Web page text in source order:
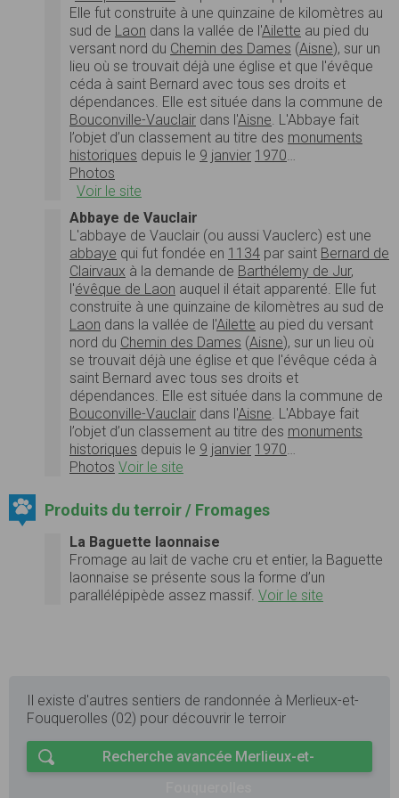
Elle fut construite à une quinzaine de kilomètres au
sud de Laon dans la vallée de l'Ailette au pied du
versant nord du Chemin des Dames (Aisne), sur un
lieu où se trouvait déjà une église et que l'évêque
céda à saint Bernard avec tous ses droits et
dépendances. Elle est située dans la commune de
Bouconville-Vauclair dans l'Aisne. L'Abbaye fait
l’objet d’un classement au titre des monuments
historiques depuis le 9 janvier 1970…
Photos
Voir le site
Abbaye de Vauclair
L'abbaye de Vauclair (ou aussi Vauclerc) est une
abbaye qui fut fondée en 1134 par saint Bernard de
Clairvaux à la demande de Barthélemy de Jur,
l'évêque de Laon auquel il était apparenté. Elle fut
construite à une quinzaine de kilomètres au sud de
Laon dans la vallée de l'Ailette au pied du versant
nord du Chemin des Dames (Aisne), sur un lieu où
se trouvait déjà une église et que l'évêque céda à
saint Bernard avec tous ses droits et
dépendances. Elle est située dans la commune de
Bouconville-Vauclair dans l'Aisne. L'Abbaye fait
l’objet d’un classement au titre des monuments
historiques depuis le 9 janvier 1970…
Photos Voir le site
Produits du terroir / Fromages
La Baguette laonnaise
Fromage au lait de vache cru et entier, la Baguette
laonnaise se présente sous la forme d’un
parallélépipède assez massif. Voir le site
Il existe d'autres sentiers de randonnée à Merlieux-et-
Fouquerolles (02) pour découvrir le terroir
Recherche avancée Merlieux-et-